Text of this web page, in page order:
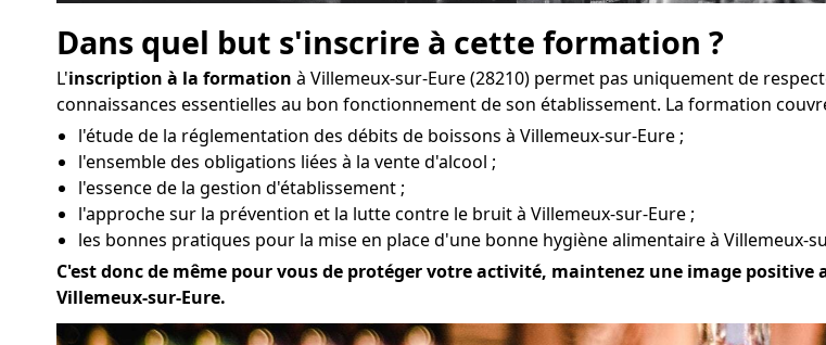
Dans quel but s'inscrire à cette formation ?
L'inscription à la formation à Villemeux-sur-Eure (28210) permet pas uniquement de
connaissances essentielles au bon fonctionnement de son établissement. La formation
l'étude de la réglementation des débits de boissons à Villemeux-sur-Eure ;
l'ensemble des obligations liées à la vente d'alcool ;
l'essence de la gestion d'établissement ;
l'approche sur la prévention et la lutte contre le bruit à Villemeux-sur-Eure ;
les bonnes pratiques pour la mise en place d'une bonne hygiène alimentaire à Villemeux-
C'est donc de même pour vous de protéger votre activité, maintenez une image
Villemeux-sur-Eure.